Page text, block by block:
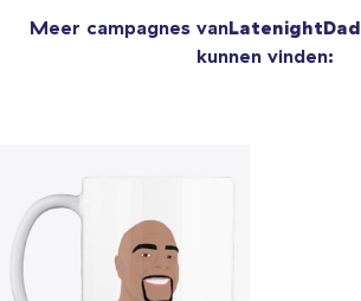
Meer campagnes vanLatenightDad
kunnen vinden: